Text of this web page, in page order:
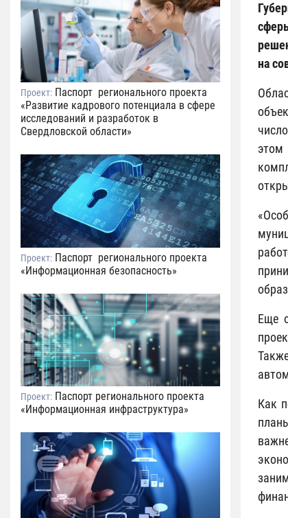
Проект: Паспорт регионального проекта
«Развитие кадрового потенциала в сфере
исследований и разработок в
Свердловской области»
Проект: Паспорт регионального проекта
«Информационная безопасность»
Проект: Паспорт регионального проекта
«Информационная инфраструктура»
на
этом
Еще
Как